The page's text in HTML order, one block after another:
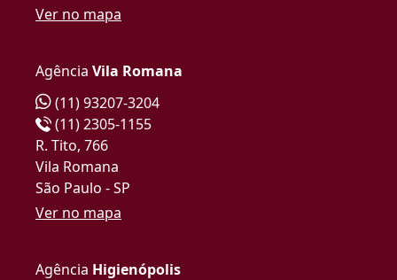
Ver no mapa
Agência Vila Romana
(11) 93207-3204
(11) 2305-1155
R. Tito, 766
Vila Romana
São Paulo - SP
Ver no mapa
Agência Higienópolis